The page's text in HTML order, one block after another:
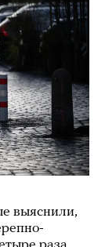
выяснили,